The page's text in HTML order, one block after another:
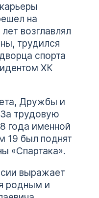
на
возглавлял
трудился
спорта
ХК
Дружбы и
трудовую
года именной
19 был поднят
«Спартака».
выражает
родным и